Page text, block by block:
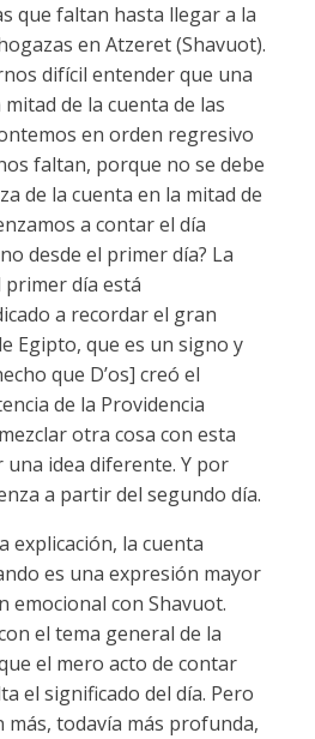
que faltan hasta llegar a la
en Atzeret (Shavuot).
difícil entender que una
de la cuenta de las
en orden regresivo
faltan, porque no se debe
de la cuenta en la mitad de
a contar el día
desde el primer día? La
primer día está
a recordar el gran
Egipto, que es un signo y
que D’os] creó el
de la Providencia
otra cosa con esta
idea diferente. Y por
a partir del segundo día.
explicación, la cuenta
es una expresión mayor
emocional con Shavuot.
el tema general de la
el mero acto de contar
el significado del día. Pero
más, todavía más profunda,